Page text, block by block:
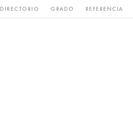
DIRECTORIO GRADO REFERENCIA
acero Raro